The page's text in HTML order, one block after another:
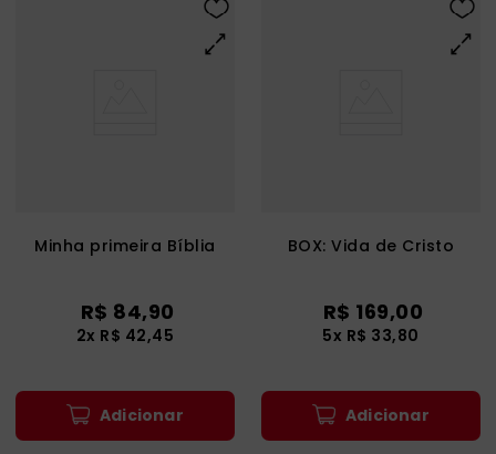
Minha primeira Bíblia
R$ 84,90
2x R$ 42,45
Adicionar
BOX: Vida de Cristo
R$ 169,00
5x R$ 33,80
Adicionar